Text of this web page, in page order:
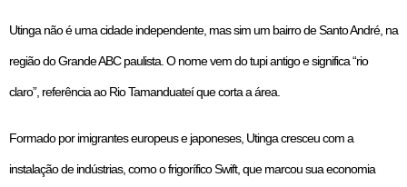
Utinga não é uma cidade independente, mas sim um bairro de Santo André, na
região do Grande ABC paulista. O nome vem do tupi antigo e significa “rio
claro”, referência ao Rio Tamanduateí que corta a área.
Formado por imigrantes europeus e japoneses, Utinga cresceu com a
instalação de indústrias, como o frigorífico Swift, que marcou sua economia